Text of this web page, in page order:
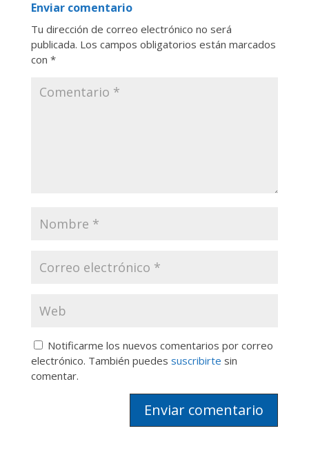
Enviar comentario
Tu dirección de correo electrónico no será
publicada. Los campos obligatorios están marcados
con *
Notificarme los nuevos comentarios por correo
electrónico. También puedes suscribirte sin
comentar.